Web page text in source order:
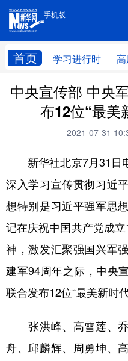
手机版
首页 学习进行时
手机版
学习进行时 高层
国际 财经
科技 科创
文化 书画
法律 中央文件
食品 人居
学术中国 乡村振兴
彩票 娱乐
中央宣传部 中央
布12位“最美
2021-07-31
新华社北京7月31日
深入学习宣传贯彻习近
想特别是习近平强军思
记在庆祝中国共产党成
神，激发汇聚强国兴军
建军94周年之际，中央
联合发布12位“最美新时代
张洪峰、高雪莲、乔
舟、邱麟辉、周勇坤、